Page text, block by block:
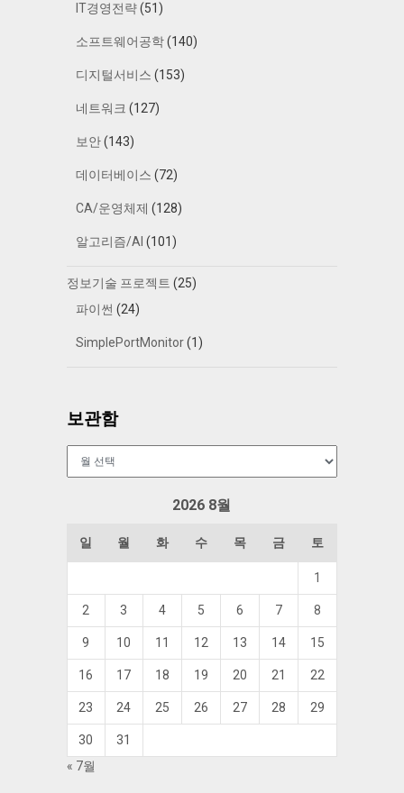
IT경영전략(51)
소프트웨어공학(140)
디지털서비스 (153)
네트워크 (127)
보안(143)
데이터베이스 (72)
CA/운영체제 (128)
알고리즘/AI (101)
정보기술 프로젝트 (25)
파이썬 (24)
SimplePortMonitor(1)
보관함
2026 8월
일 월 화 수 목 금 토
1
2 3 4 5 6 7 8
9 10 11 12 13 14 15
16 17 18 19 20 21 22
23 24 25 26 27 28 29
30
31
« 7월